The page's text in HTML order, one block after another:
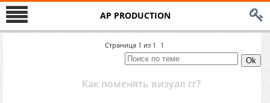
AP PRODUCTION
Страница 1 из 1 1
Как поменять визуал гг?